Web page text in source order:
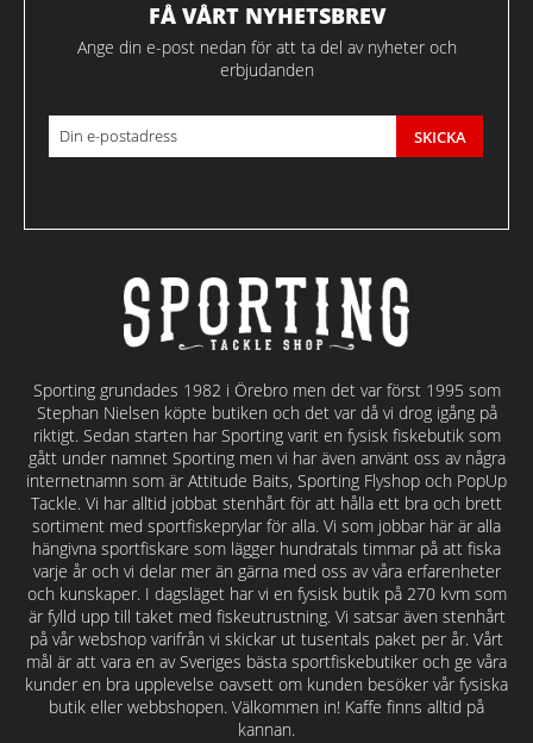
FÅ VÅRT NYHETSBREV
Ange din e-post nedan för att ta del av nyheter och
erbjudanden
SKICKA
Sporting grundades 1982 i Örebro men det var först 1995 som
Stephan Nielsen köpte butiken och det var då vi drog igång på
riktigt. Sedan starten har Sporting varit en fysisk fiskebutik som
gått under namnet Sporting men vi har även använt oss av några
internetnamn som är Attitude Baits, Sporting Flyshop och PopUp
Tackle. Vi har alltid jobbat stenhårt för att hålla ett bra och brett
sortiment med sportfiskeprylar för alla. Vi som jobbar här är alla
hängivna sportfiskare som lägger hundratals timmar på att fiska
varje år och vi delar mer än gärna med oss av våra erfarenheter
och kunskaper. I dagsläget har vi en fysisk butik på 270 kvm som
är fylld upp till taket med fiskeutrustning. Vi satsar även stenhårt
på vår webshop varifrån vi skickar ut tusentals paket per år. Vårt
mål är att vara en av Sveriges bästa sportfiskebutiker och ge våra
kunder en bra upplevelse oavsett om kunden besöker vår fysiska
butik eller webbshopen. Välkommen in! Kaffe finns alltid på
kannan.